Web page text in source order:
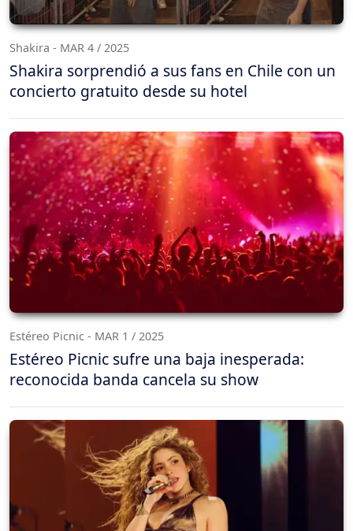
Shakira - MAR 4 / 2025
Shakira sorprendió a sus fans en Chile con un
concierto gratuito desde su hotel
Estéreo Picnic - MAR 1 / 2025
Estéreo Picnic sufre una baja inesperada:
reconocida banda cancela su show